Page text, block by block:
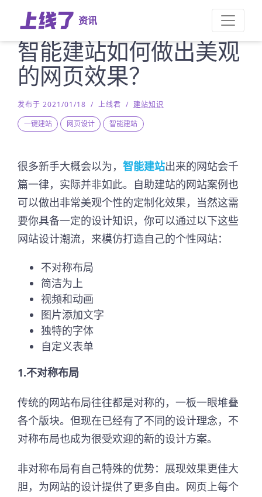
资讯
智能建站如何做出美观
的网页效果？
发布于 2021/01/18 / 上线君 / 建站知识
一键建站
网页设计 智能建站
很多新手大概会以为， 智能建站出来的网站会千
篇一律，实际并非如此。自助建站的网站案例也
可以做出非常美观个性的定制化效果，当然这需
要你具备一定的设计知识，你可以通过以下这些
网站设计潮流，来模仿打造自己的个性网站：
不对称布局
简洁为上
视频和动画
图片添加文字
独特的字体
自定义表单
1.不对称布局
传统的网站布局往往都是对称的，一板一眼堆叠
各个版块。但现在已经有了不同的设计理念，不
对称布局也成为很受欢迎的新的设计方案。
非对称布局有自己特殊的优势：展现效果更佳大
胆，为网站的设计提供了更多自由。网页上每个